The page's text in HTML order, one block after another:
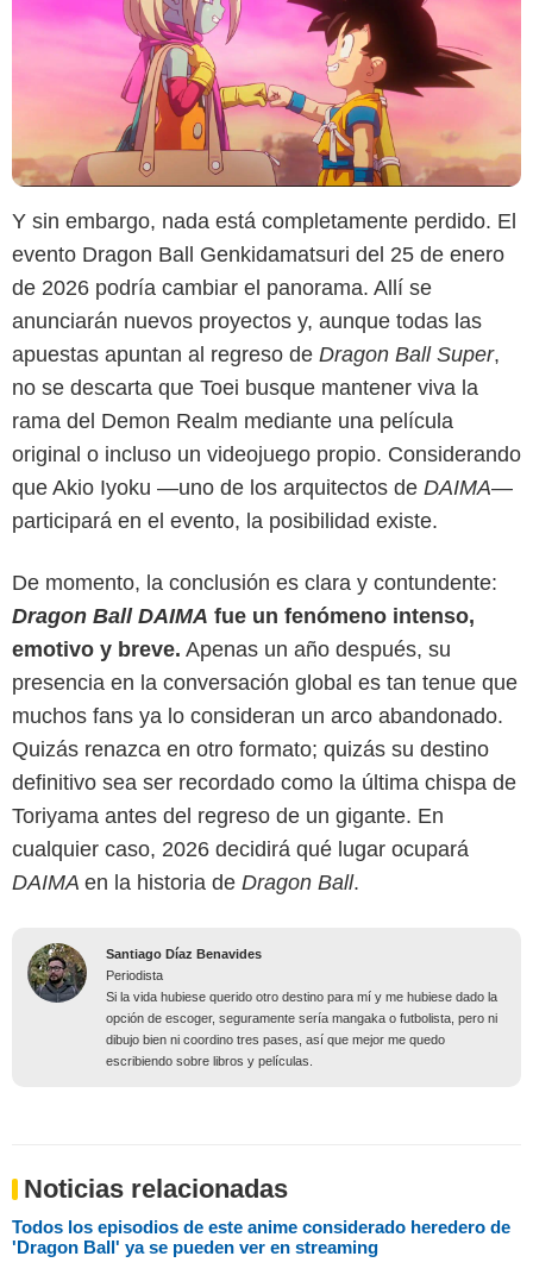
Y sin embargo, nada está completamente perdido. El
evento Dragon Ball Genkidamatsuri del 25 de enero
de 2026 podría cambiar el panorama. Allí se
anunciarán nuevos proyectos y, aunque todas las
apuestas apuntan al regreso de Dragon Ball Super,
no se descarta que Toei busque mantener viva la
rama del Demon Realm mediante una película
original o incluso un videojuego propio. Considerando
que Akio Iyoku —uno de los arquitectos de DAIMA—
participará en el evento, la posibilidad existe.
De momento, la conclusión es clara y contundente:
Dragon Ball DAIMA fue un fenómeno intenso,
emotivo y breve. Apenas un año después, su
presencia en la conversación global es tan tenue que
muchos fans ya lo consideran un arco abandonado.
Quizás renazca en otro formato; quizás su destino
definitivo sea ser recordado como la última chispa de
Toriyama antes del regreso de un gigante. En
cualquier caso, 2026 decidirá qué lugar ocupará
DAIMA en la historia de Dragon Ball.
Santiago Díaz Benavides
Periodista
Si la vida hubiese querido otro destino para mí y me hubiese dado la
opción de escoger, seguramente sería mangaka o futbolista, pero ni
dibujo bien ni coordino tres pases, así que mejor me quedo
escribiendo sobre libros y películas.
Noticias relacionadas
Todos los episodios de este anime considerado heredero de
'Dragon Ball' ya se pueden ver en streaming